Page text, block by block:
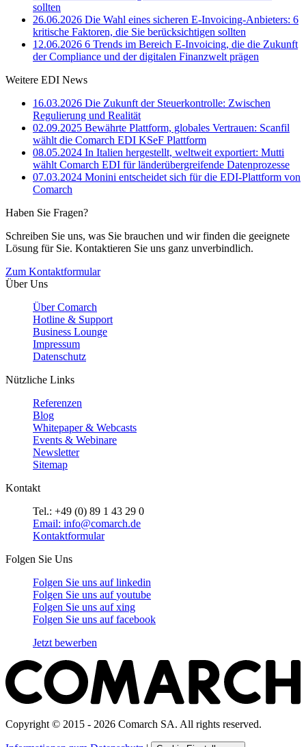
sollten
26.06.2026 Die Wahl eines sicheren E-Invoicing-Anbieters: 6
kritische Faktoren, die Sie berücksichtigen sollten
12.06.2026 6 Trends im Bereich E-Invoicing, die die Zukunft
der Compliance und der digitalen Finanzwelt prägen
Weitere EDI News
16.03.2026 Die Zukunft der Steuerkontrolle: Zwischen
Regulierung und Realität
02.09.2025 Bewährte Plattform, globales Vertrauen: Scanfil
wählt die Comarch EDI KSeF Plattform
08.05.2024 In Italien hergestellt, weltweit exportiert: Mutti
wählt Comarch EDI für länderübergreifende Datenprozesse
07.03.2024 Monini entscheidet sich für die EDI-Plattform von
Comarch
Haben Sie Fragen?
Schreiben Sie uns, was Sie brauchen und wir finden die geeignete
Lösung für Sie. Kontaktieren Sie uns ganz unverbindlich.
Zum Kontaktformular
Über Uns
Über Comarch
Hotline & Support
Business Lounge
Impressum
Datenschutz
Nützliche Links
Referenzen
Blog
Whitepaper & Webcasts
Events & Webinare
Newsletter
Sitemap
Kontakt
Tel.: +49 (0) 89 1 43 29 0
Email: info@comarch.de
Kontaktformular
Folgen Sie Uns
Folgen Sie uns auflinkedin
Folgen Sie uns aufyoutube
Folgen Sie uns aufxing
Folgen Sie uns auffacebook
Jetzt bewerben
Copyright © 2015 - 2026 Comarch SA. All rights reserved.